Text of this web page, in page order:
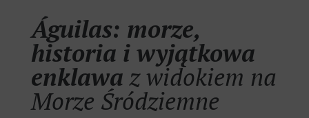
Águilas: morze,
historia i wyjątkowa
enklawaz widokiem na
Morze Śródziemne